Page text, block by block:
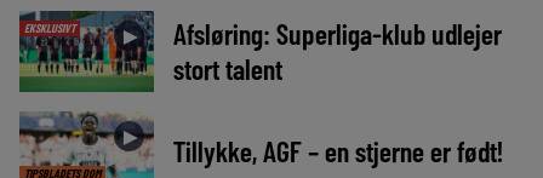
EKSKLUSIVT ►
Afsløring: Superliga-klub udlejer
stort talent
TIPSBLADETS DOM
► Tillykke, AGF – en stjerne er født!